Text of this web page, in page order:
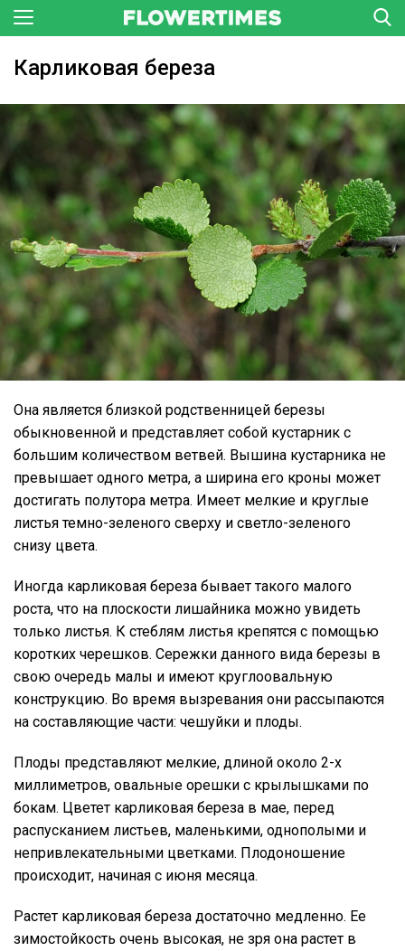
Карликовая береза
Она является близкой родственницей березы
обыкновенной и представляет собой кустарник с
большим количеством ветвей. Вышина кустарника не
превышает одного метра, а ширина его кроны может
достигать полутора метра. Имеет мелкие и круглые
листья темно-зеленого сверху и светло-зеленого
снизу цвета.
Иногда карликовая береза бывает такого малого
роста, что на плоскости лишайника можно увидеть
только листья. К стеблям листья крепятся с помощью
коротких черешков. Сережки данного вида березы в
свою очередь малы и имеют круглоовальную
конструкцию. Во время вызревания они рассыпаются
на составляющие части: чешуйки и плоды.
Плоды представляют мелкие, длиной около 2-х
миллиметров, овальные орешки с крылышками по
бокам. Цветет карликовая береза в мае, перед
распусканием листьев, маленькими, однополыми и
непривлекательными цветками. Плодоношение
происходит, начиная с июня месяца.
Растет карликовая береза достаточно медленно. Ее
зимостойкость очень высокая, не зря она растет в